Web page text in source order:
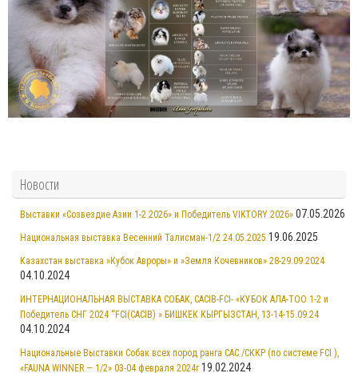
Новости
Выставки «Созвездие Азии 1-2 2026» и Победитель VIKTORY 2026» 07.05.2026
Национальная выставка Весенний Талисман-1/2 24.05.2025 19.06.2025
Казахстан выставка »Кубок Авроры» и »Земля Кочевников» 28-29.09.2024
04.10.2024
ИНТЕРНАЦИОНАЛЬНАЯ ВЫСТАВКА СОБАК, CACIB-FCI- «КУБОК АЛА-ТОО 1-2 и
Победитель СНГ 2024 “FCI(CACIB) » БИШКЕК КЫРГЫЗСТАН, 13-14-15.09.24
04.10.2024
Национальные Выставки Собак всех пород ранга CAC /СККР (по системе FCI ),
«FAUNA WINNER — 1/2» 03-04 февраля 2024г 19.02.2024